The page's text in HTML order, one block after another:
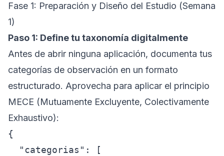
Fase 1: Preparación y Diseño del Estudio (Semana
1)
Paso 1: Define tu taxonomía digitalmente
Antes de abrir ninguna aplicación, documenta tus
categorías de observación en un formato
estructurado. Aprovecha para aplicar el principio
MECE (Mutuamente Excluyente, Colectivamente
Exhaustivo):
{
  "categorias": [